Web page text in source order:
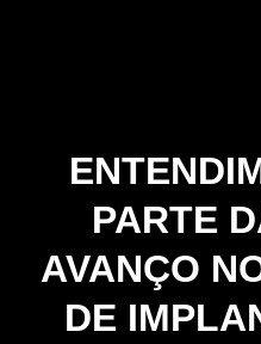
PARTE
AVANÇO
DE